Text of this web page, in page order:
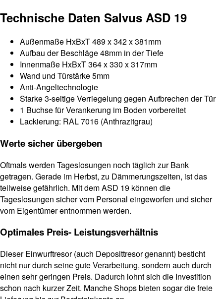
Technische Daten Salvus ASD 19
Außenmaße HxBxT 489 x 342 x 381mm
Aufbau der Beschläge 48mm in der Tiefe
Innenmaße HxBxT 364 x 330 x 317mm
Wand und Türstärke 5mm
Anti-Angeltechnologie
Starke 3-seitige Verriegelung gegen Aufbrechen der Tür
1 Buchse für Verankerung im Boden vorbereitet
Lackierung: RAL 7016 (Anthrazitgrau)
Werte sicher übergeben
Oftmals werden Tageslosungen noch täglich zur Bank
getragen. Gerade im Herbst, zu Dämmerungszeiten, ist das
teilweise gefährlich. Mit dem ASD 19 können die
Tageslosungen sicher vom Personal eingeworfen und sicher
vom Eigentümer entnommen werden.
Optimales Preis- Leistungsverhältnis
Dieser Einwurftresor (auch Deposittresor genannt) besticht
nicht nur durch seine gute Verarbeitung, sondern auch durch
einen sehr geringen Preis. Dadurch lohnt sich die Investition
schon nach kurzer Zeit. Manche Shops bieten sogar die freie